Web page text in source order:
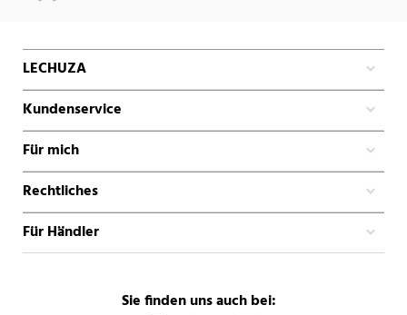
LECHUZA
Kundenservice
Für mich
Rechtliches
Für Händler
Sie finden uns auch bei: